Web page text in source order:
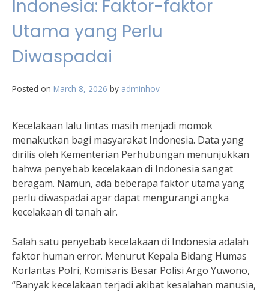
Indonesia: Faktor-faktor
Utama yang Perlu
Diwaspadai
Posted on March 8, 2026 by adminhov
Kecelakaan lalu lintas masih menjadi momok
menakutkan bagi masyarakat Indonesia. Data yang
dirilis oleh Kementerian Perhubungan menunjukkan
bahwa penyebab kecelakaan di Indonesia sangat
beragam. Namun, ada beberapa faktor utama yang
perlu diwaspadai agar dapat mengurangi angka
kecelakaan di tanah air.
Salah satu penyebab kecelakaan di Indonesia adalah
faktor human error. Menurut Kepala Bidang Humas
Korlantas Polri, Komisaris Besar Polisi Argo Yuwono,
“Banyak kecelakaan terjadi akibat kesalahan manusia,